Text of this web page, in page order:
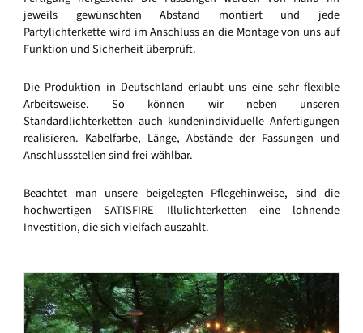
jeweils gewünschten Abstand montiert und jede
Partylichterkette wird im Anschluss an die Montage von uns auf
Funktion und Sicherheit überprüft.
Die Produktion in Deutschland erlaubt uns eine sehr flexible
Arbeitsweise. So können wir neben unseren
Standardlichterketten auch kundenindividuelle Anfertigungen
realisieren. Kabelfarbe, Länge, Abstände der Fassungen und
Anschlussstellen sind frei wählbar.
Beachtet man unsere beigelegten Pflegehinweise, sind die
hochwertigen SATISFIRE Illulichterketten eine lohnende
Investition, die sich vielfach auszahlt.